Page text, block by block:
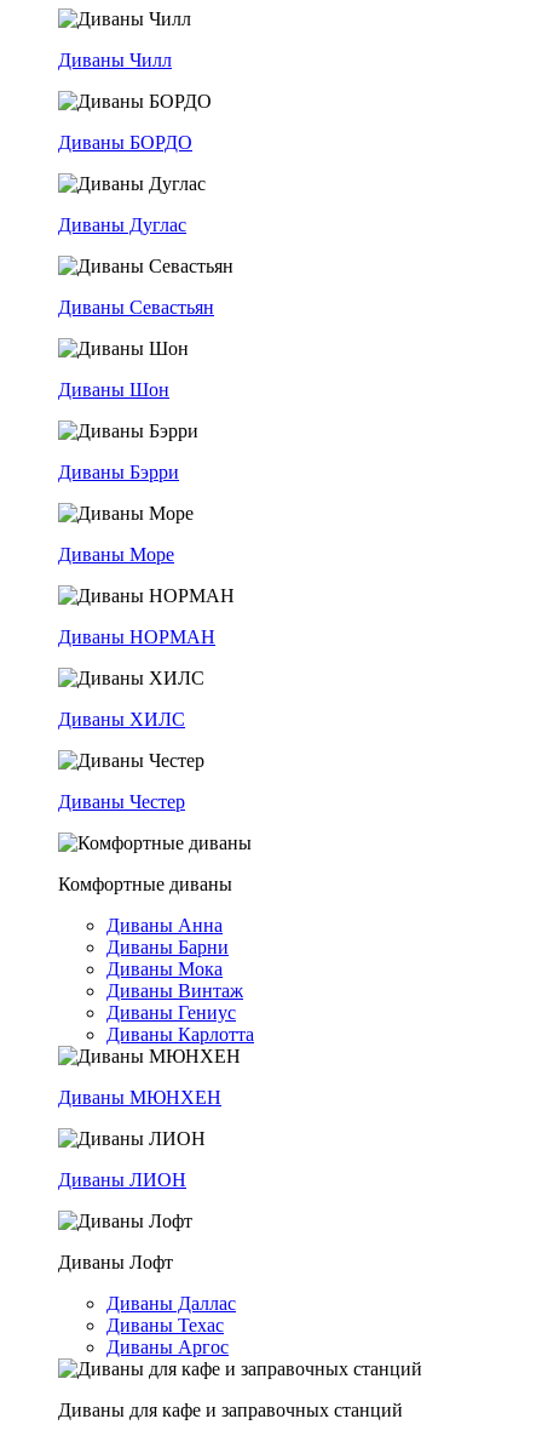
Диваны Чилл
Диваны БОРДО
Диваны Дуглас
Диваны Севастьян
Диваны Шон
Диваны Бэрри
Диваны Море
Диваны НОРМАН
Диваны ХИЛС
Диваны Честер
Комфортные диваны
Диваны Анна
Диваны Барни
Диваны Мока
Диваны Винтаж
Диваны Гениус
Диваны Карлотта
Диваны МЮНХЕН
Диваны ЛИОН
Диваны Лофт
Диваны Даллас
Диваны Техас
Диваны Аргос
Диваны для кафе и заправочных станций